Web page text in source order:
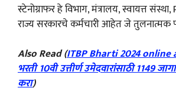
स्टेनोग्राफर हे विभाग, मंत्रालय, स्वायत्त
राज्य सरकारचे कर्मचारी आहेत जे
Also Read (ITBP Bharti 2024 online
भरती 10वी उत्तीर्ण उमेदवारांसाठी 1149
करा)